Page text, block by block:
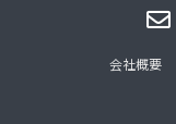
会社概要